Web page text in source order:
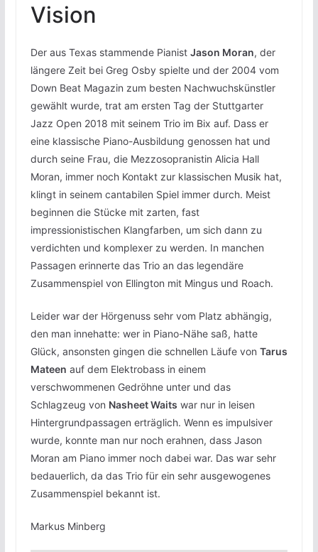
Vision
Der aus Texas stammende Pianist Jason Moran, der
längere Zeit bei Greg Osby spielte und der 2004 vom
Down Beat Magazin zum besten Nachwuchskünstler
gewählt wurde, trat am ersten Tag der Stuttgarter
Jazz Open 2018 mit seinem Trio im Bix auf. Dass er
eine klassische Piano-Ausbildung genossen hat und
durch seine Frau, die Mezzosopranistin Alicia Hall
Moran, immer noch Kontakt zur klassischen Musik hat,
klingt in seinem cantabilen Spiel immer durch. Meist
beginnen die Stücke mit zarten, fast
impressionistischen Klangfarben, um sich dann zu
verdichten und komplexer zu werden. In manchen
Passagen erinnerte das Trio an das legendäre
Zusammenspiel von Ellington mit Mingus und Roach.
Leider war der Hörgenuss sehr vom Platz abhängig,
den man innehatte: wer in Piano-Nähe saß, hatte
Glück, ansonsten gingen die schnellen Läufe von Tarus
Mateen auf dem Elektrobass in einem
verschwommenen Gedröhne unter und das
Schlagzeug von Nasheet Waits war nur in leisen
Hintergrundpassagen erträglich. Wenn es impulsiver
wurde, konnte man nur noch erahnen, dass Jason
Moran am Piano immer noch dabei war. Das war sehr
bedauerlich, da das Trio für ein sehr ausgewogenes
Zusammenspiel bekannt ist.
Markus Minberg